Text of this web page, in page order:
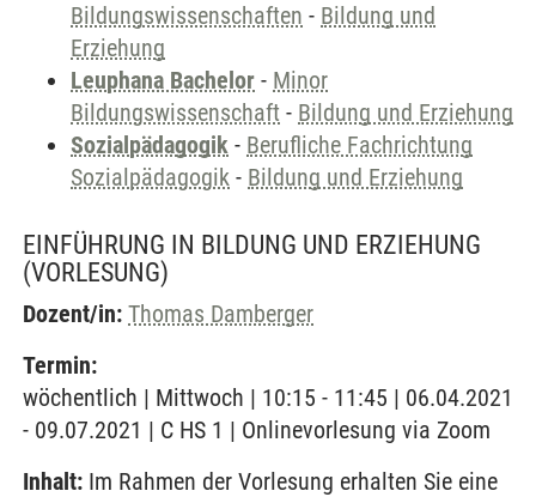
Bildungswissenschaften - Bildung und
Erziehung
Leuphana Bachelor - Minor
Bildungswissenschaft - Bildung und Erziehung
Sozialpädagogik - Berufliche Fachrichtung
Sozialpädagogik - Bildung und Erziehung
EINFÜHRUNG IN BILDUNG UND ERZIEHUNG
(VORLESUNG)
Dozent/in: Thomas Damberger
Termin:
wöchentlich | Mittwoch | 10:15 - 11:45 | 06.04.2021
- 09.07.2021 | C HS 1 | Onlinevorlesung via Zoom
Inhalt: Im Rahmen der Vorlesung erhalten Sie eine